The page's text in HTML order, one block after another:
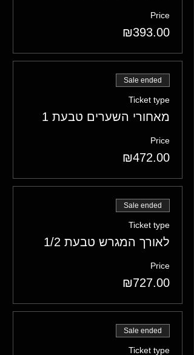
Price
₪393.00
Sale ended
Ticket type
מאחורי השערים טבעת 1
Price
₪472.00
Sale ended
Ticket type
לאורך המגרש טבעת 1/2
Price
₪727.00
Sale ended
Ticket type